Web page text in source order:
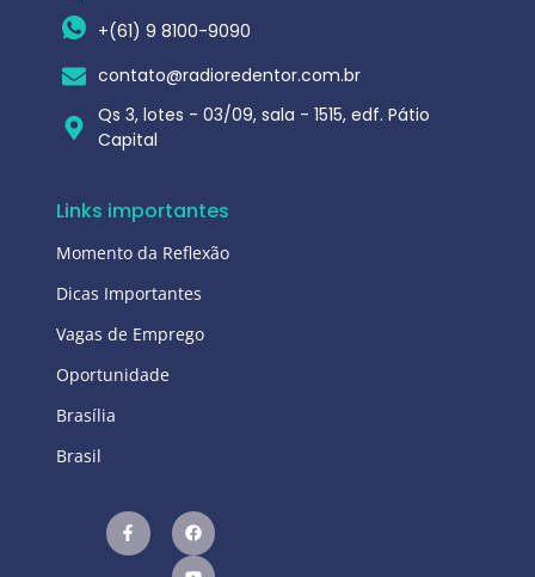
+(61) 9 8100-9090
contato@radioredentor.com.br
Qs 3, lotes - 03/09, sala - 1515, edf. Pátio
Capital
Links importantes
Momento da Reflexão
Dicas Importantes
Vagas de Emprego
Oportunidade
Brasília
Brasil